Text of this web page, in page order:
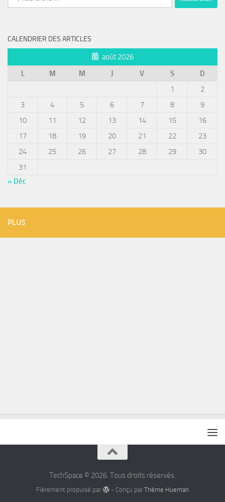
CALENDRIER DES ARTICLES
août 2026
L
M M J V S
D
1
2
3
4 5 6 7 8
9
10
11 12 13 14 15
16
17
18 19 20 21 22
23
24
25 26 27 28 29
30
31
« Déc
PLUS
TechSpace © 2026. Tous droits réservés.
Fièrement propulsé par - Conçu par Thème Hueman